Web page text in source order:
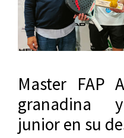
Master FAP
granadina
junior en su